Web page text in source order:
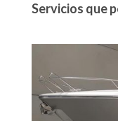
Servicios que